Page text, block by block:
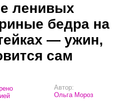
ленивых
бедра на
— ужин,
сам
Автор:
Ольга Мороз